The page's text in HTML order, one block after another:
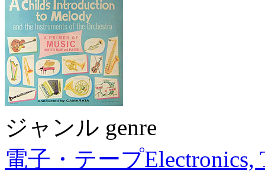
ジャンル genre
電子・テープElectronics,